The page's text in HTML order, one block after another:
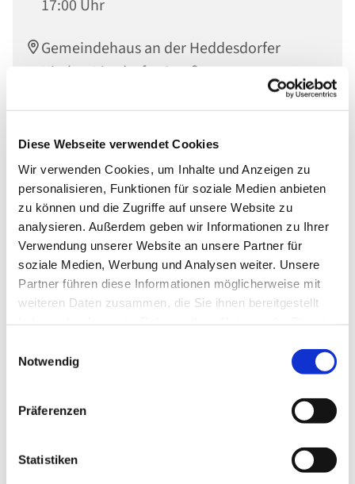
Diese Webseite verwendet Cookies
Wir verwenden Cookies, um Inhalte und Anzeigen zu
personalisieren, Funktionen für soziale Medien anbieten
zu können und die Zugriffe auf unsere Website zu
analysieren. Außerdem geben wir Informationen zu Ihrer
Verwendung unserer Website an unsere Partner für
soziale Medien, Werbung und Analysen weiter. Unsere
Partner führen diese Informationen möglicherweise mit
weiteren Daten zusammen, die Sie ihnen bereitgestellt
Notwendig
Präferenzen
Statistiken
17:00 Uhr
Gemeindehaus an der Heddesdorfer
Kirche, Dierdorfer Straße 65, 56564